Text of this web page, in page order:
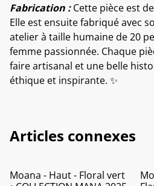
Fabrication :Cette pièce est
Elle est ensuite fabriqué avec
atelier à taille humaine de 20
femme passionnée. Chaque
faire artisanal et une belle
éthique et inspirante. ✨
Articles connexes
Moana - Haut - Floral vert